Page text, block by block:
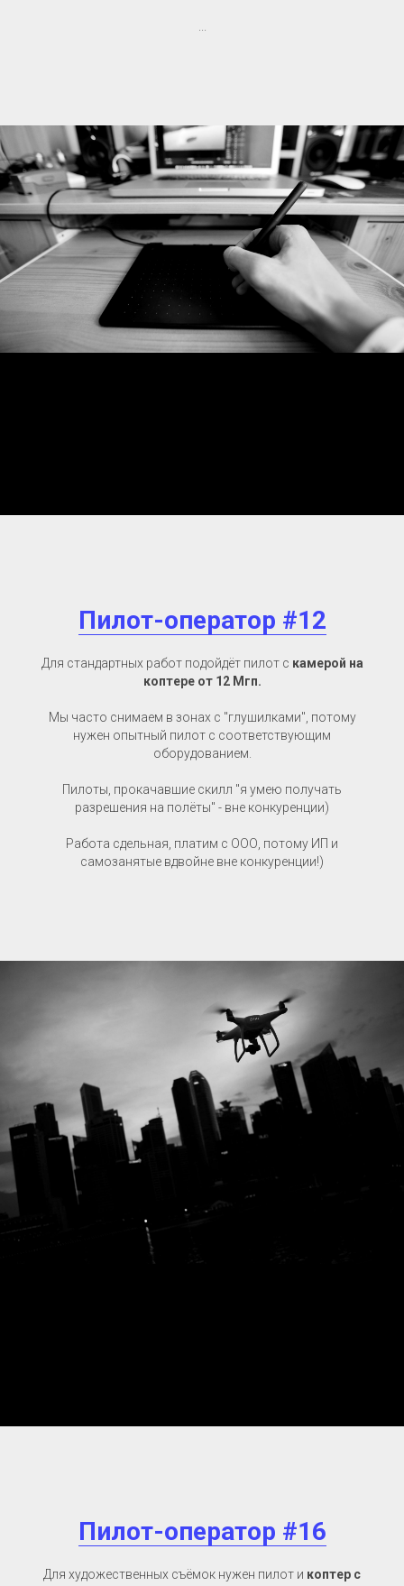
Пилот-оператор #12
Для стандартных работ подойдёт пилот с камерой на
коптере от 12 Мгп.
Мы часто снимаем в зонах с "глушилками", потому
нужен опытный пилот с соответствующим
оборудованием.
Пилоты, прокачавшие скилл "я умею получать
разрешения на полёты" - вне конкуренции)
Работа сдельная, платим с ООО, потому ИП и
самозанятые вдвойне вне конкуренции!)
Пилот-оператор #16
Для художественных съёмок нужен пилот и коптер с